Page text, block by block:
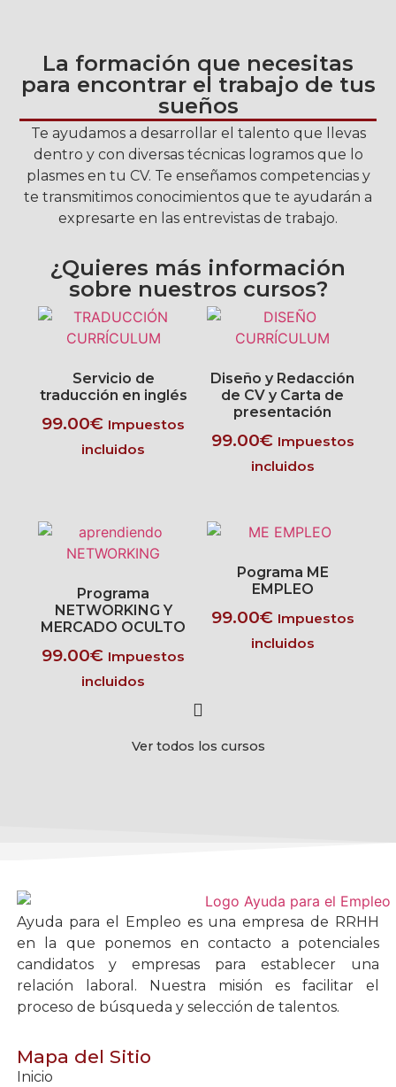
La formación que necesitas
para encontrar el trabajo de tus
sueños
Te ayudamos a desarrollar el talento que llevas
dentro y con diversas técnicas logramos que lo
plasmes en tu CV. Te enseñamos competencias y
te transmitimos conocimientos que te ayudarán a
expresarte en las entrevistas de trabajo.
¿Quieres más información
sobre nuestros cursos?
Ver todos los cursos
Servicio de
traducción en inglés
99.00€ Impuestos
incluidos
Diseño y Redacción
de CV y Carta de
presentación
99.00€ Impuestos
incluidos
Programa
NETWORKING Y
MERCADO OCULTO
99.00€ Impuestos
incluidos
Pograma ME
EMPLEO
99.00€ Impuestos
incluidos
Ayuda para el Empleo es una empresa de RRHH
en la que ponemos en contacto a potenciales
candidatos y empresas para establecer una
relación laboral. Nuestra misión es facilitar el
proceso de búsqueda y selección de talentos.
Mapa del Sitio
Inicio